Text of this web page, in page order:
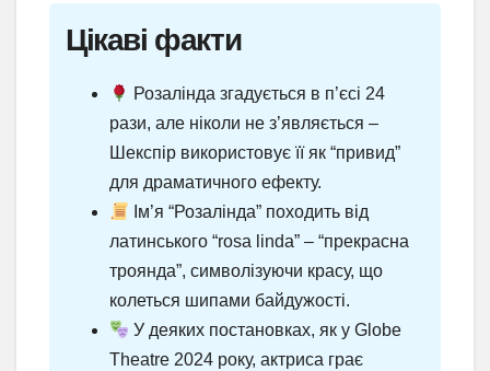
Цікаві факти
Розалінда згадується в п’єсі 24
рази, але ніколи не з’являється –
Шекспір використовує її як “привид”
для драматичного ефекту.
Ім’я “Розалінда” походить від
латинського “rosa linda” – “прекрасна
троянда”, символізуючи красу, що
колеться шипами байдужості.
У деяких постановках, як у Globe
Theatre 2024 року, актриса грає